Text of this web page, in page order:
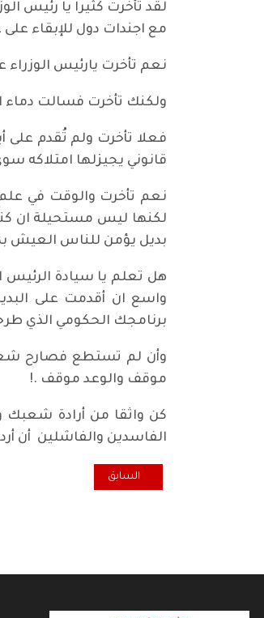
لقد تأخرت كثيرا يا رئيس
مع اجندات دول للإبقاء
نعم تأخرت يارئيس
ولكنك تأخرت فسالت دماء
فعلا تأخرت ولم تُقدم على
قانوني يجيزلها امتلاكه
نعم تأخرت والوقت في علم
لكنها ليس مستحيلة ان
بديل يؤمن للناس العيش
هل تعلم يا سيادة الرئيس
واسع ان أقدمت على
برنامجك الحكومي الذي
وأن لم تستطع فصارح
موقف والوعد موقف .!
كن واثقا من أرادة شعبك
الفاسدين والفاشلين أن
المقال السابق: النظام المأزوم
السابق